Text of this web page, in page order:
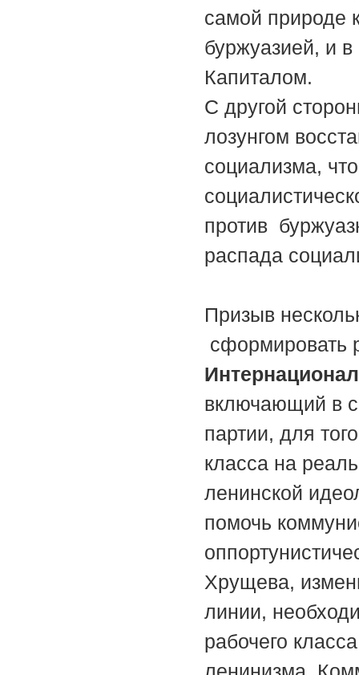
самой природе
буржуазией, и
Капиталом.
С другой
лозунгом
социализма,
против
распада
Призыв
сформировать
Интернационал
включающий в
партии, для
класса на
ленинской
помочь
Хрущева,
линии,
рабочего